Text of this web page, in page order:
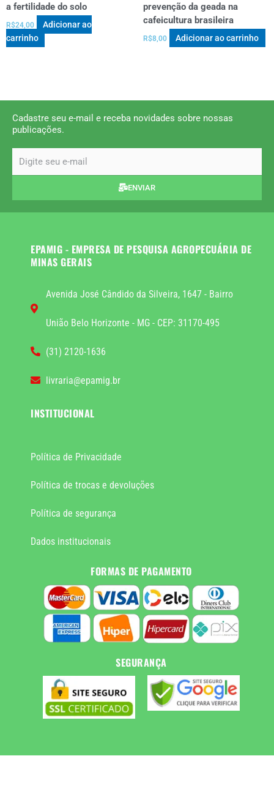
a fertilidade do solo
R$24,00
Adicionar ao
carrinho
prevenção da geada na
cafeicultura brasileira
R$8,00 Adicionar ao carrinho
Cadastre seu e-mail e receba novidades sobre nossas
publicações.
ENVIAR
EPAMIG - EMPRESA DE PESQUISA AGROPECUÁRIA DE
MINAS GERAIS
Avenida José Cândido da Silveira, 1647 - Bairro
União Belo Horizonte - MG - CEP: 31170-495
(31) 2120-1636
livraria@epamig.br
INSTITUCIONAL
Política de Privacidade
Política de trocas e devoluções
Política de segurança
Dados institucionais
FORMAS DE PAGAMENTO
SEGURANÇA